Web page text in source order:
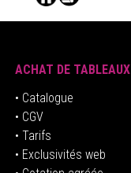
ACHAT DE TABLEAUX
• Catalogue
• CGV
• Tarifs
• Exclusivités web